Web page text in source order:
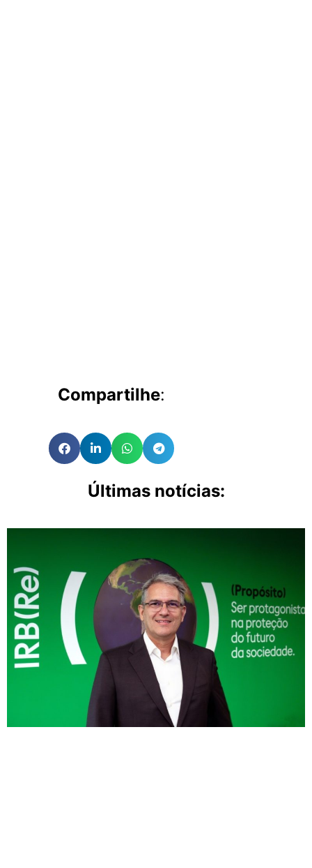
Compartilhe:
Últimas notícias: